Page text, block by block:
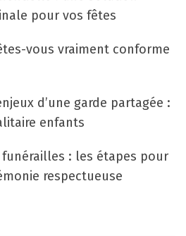
pour vos fêtes
vous vraiment conforme
d’une garde partagée :
enfants
: les étapes pour
respectueuse